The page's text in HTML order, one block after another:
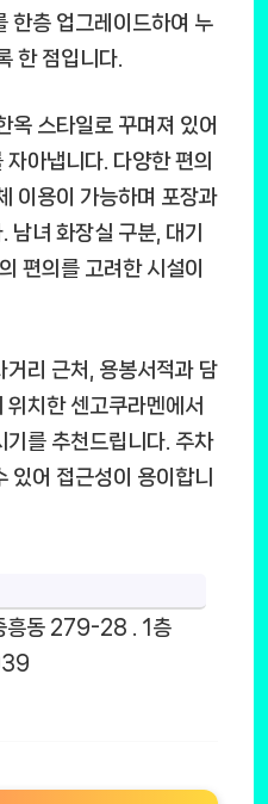
한층 업그레이드하여 누
한 점입니다.
옥 스타일로 꾸며져 있어
아냅니다. 다양한 편의
이용이 가능하며 포장과
남녀 화장실 구분, 대기
편의를 고려한 시설이
리 근처, 용봉서적과 담
치한 센고쿠라멘에서
기를 추천드립니다. 주차
있어 접근성이 용이합니
흥동 279-28 . 1층